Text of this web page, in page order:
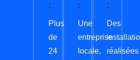
:
Plus
de
24
:
Une
entreprise
locale,
:
Des
réalisées